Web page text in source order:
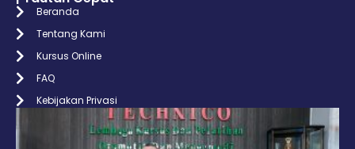
Beranda
Tentang Kami
Kursus Online
FAQ
Kebijakan Privasi